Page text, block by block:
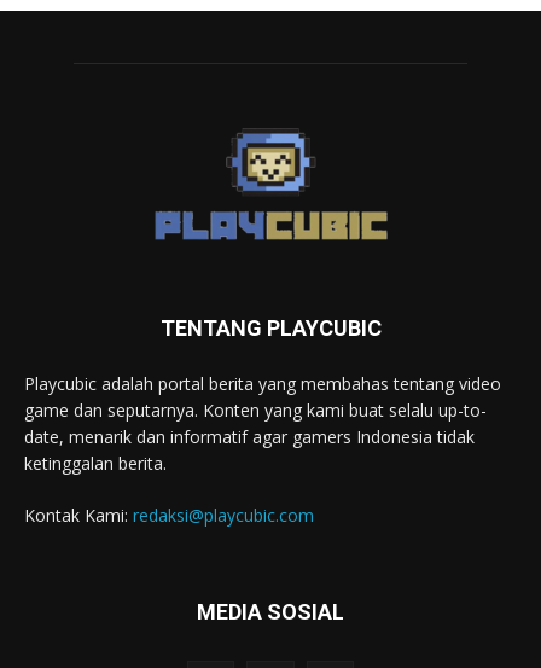
TENTANG PLAYCUBIC
Playcubic adalah portal berita yang membahas tentang video
game dan seputarnya. Konten yang kami buat selalu up-to-
date, menarik dan informatif agar gamers Indonesia tidak
ketinggalan berita.
Kontak Kami: redaksi@playcubic.com
MEDIA SOSIAL